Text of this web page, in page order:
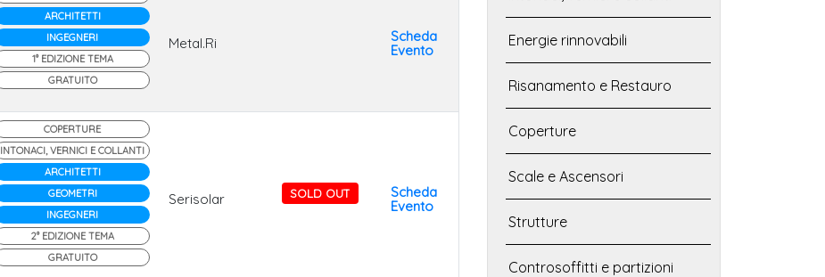
ARCHITETTI
INGEGNERI
1° EDIZIONE TEMA
GRATUITO
Metal.Ri
Scheda
Evento
COPERTURE
INTONACI, VERNICI E COLLANTI
ARCHITETTI
GEOMETRI
INGEGNERI
2° EDIZIONE TEMA
GRATUITO
Serisolar SOLD OUT
Scheda
Evento
Energie rinnovabili
Risanamento e Restauro
Coperture
Scale e Ascensori
Strutture
Controsoffitti e partizioni